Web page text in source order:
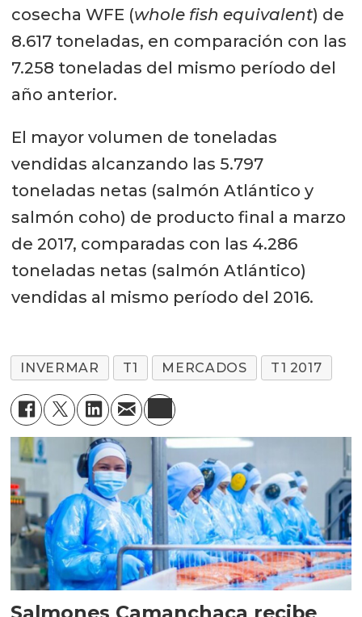
cosecha WFE (whole fish equivalent) de
8.617 toneladas, en comparación con las
7.258 toneladas del mismo período del
año anterior.
El mayor volumen de toneladas
vendidas alcanzando las 5.797
toneladas netas (salmón Atlántico y
salmón coho) de producto final a marzo
de 2017, comparadas con las 4.286
toneladas netas (salmón Atlántico)
vendidas al mismo período del 2016.
INVERMAR T1 MERCADOS T1 2017